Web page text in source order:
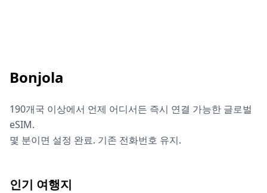
Bonjola
190개국 이상에서 언제 어디서든 즉시 연결 가능한 글로벌
eSIM.
몇 분이면 설정 완료. 기존 전화번호 유지.
인기 여행지